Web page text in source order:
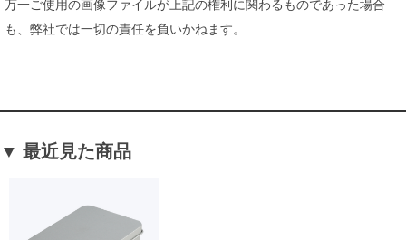
万一ご使用の画像ファイルが上記の権利に関わるものであった場合
も、弊社では一切の責任を負いかねます。
▼ 最近見た商品